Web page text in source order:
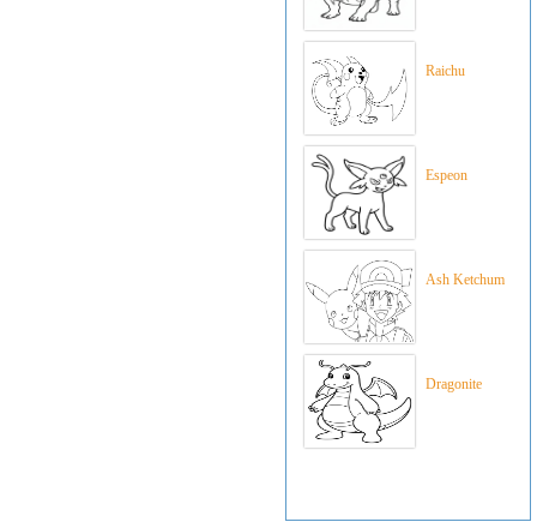
Raichu
Espeon
Ash Ketchum
Dragonite